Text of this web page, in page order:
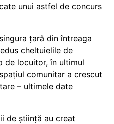
unui astfel de concurs
țară din întreaga
cheltuielile de
de locuitor, în ultimul
comunitar a crescut
– ultimele date
de știință au creat